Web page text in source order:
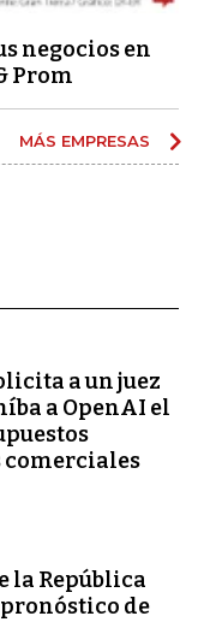
negocios en
Prom
MÁS EMPRESAS
a un juez
a OpenAI el
comerciales
la República
pronóstico de